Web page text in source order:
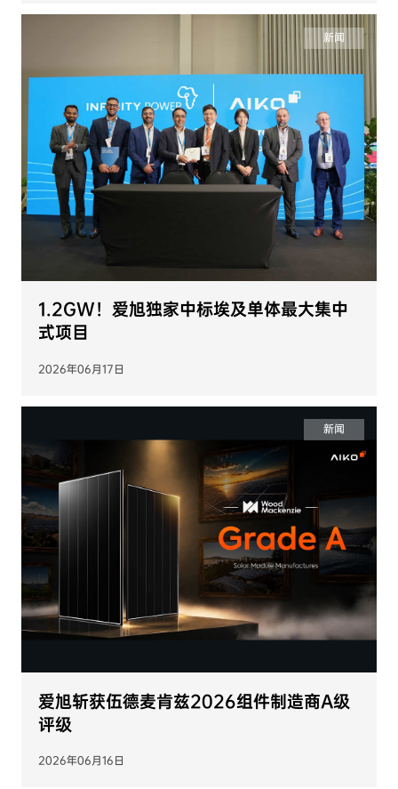
新闻
1.2GW！爱旭独家中标埃及单体最大集中
式项目
2026年06月17日
新闻
爱旭斩获伍德麦肯兹2026组件制造商A级
评级
2026年06月16日